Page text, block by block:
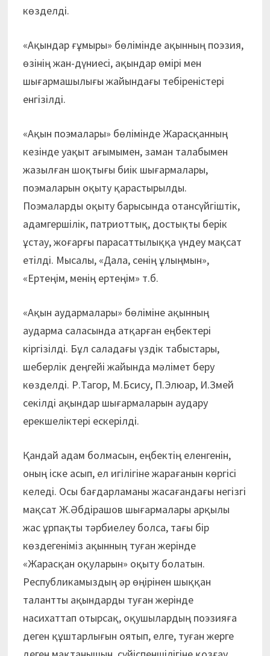
көзделді.
«Ақындар ғұмыры» бөлімінде ақынның поэзия,
өзінің жан-дүниесі, ақындар өмірі мен
шығармашылығы жайындағы тебіреністері
енгізілді.
«Ақын поэмалары» бөлімінде Жарасқанның
кезінде уақыт ағымымен, заман талабымен
жазылған шоқтығы биік шығармалары,
поэмаларын оқыту қарастырылды.
Поэмаларды оқыту барысында отансүйгіштік,
адамгершілік, патриоттық, достықты берік
ұстау, жоғарғы парасаттылыққа үндеу мақсат
етілді. Мысалы, «Дала, сенің ұлыңмын»,
«Ертеңім, менің ертеңім» т.б.
«Ақын аудармалары» бөліміне ақынның
аударма саласында атқарған еңбектері
кіргізілді. Бұл саладағы үздік табыстары,
шеберлік деңгейі жайында мәлімет беру
көзделді. Р.Тагор, М.Бсису, П.Элюар, И.Змей
секілді ақындар шығармаларын аудару
ерекшеліктері ескерілді.
Қандай адам болмасын, еңбектің еленгенін,
оның іске асып, ел игілігіне жарағанын көргісі
келеді. Осы бағдарламаны жасағандағы негізгі
мақсат Ж.Әбдірашов шығармалары арқылы
жас ұрпақты тәрбиелеу болса, тағы бір
көздегеніміз ақынның туған жерінде
«Жарасқан оқуларын» оқыту болатын.
Республикамыздың әр өңірінен шыққан
талантты ақындарды туған жерінде
насихаттап отырсақ, оқушылардың поэзияға
деген құштарлығын оятып, елге, туған жерге